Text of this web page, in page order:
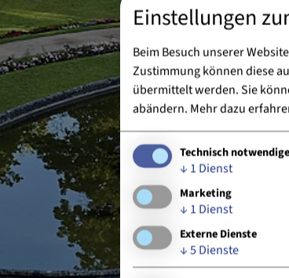
Einstellungen
Beim Besuch unserer
Zustimmung können diese
übermittelt werden. Sie
abändern. Mehr dazu
Technisch
↓ 1 Dienst
Marketing
↓ 1 Dienst
Externe Dienste
↓5Dienste